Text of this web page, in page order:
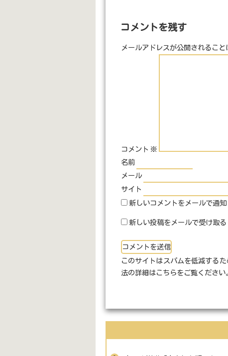
コメントを残す
メールアドレスが公開されること
コメント ※
名前
メール
サイト
新しいコメントをメールで通知
新しい投稿をメールで受け取る
このサイトはスパムを低減する
法の詳細はこちらをご覧ください。